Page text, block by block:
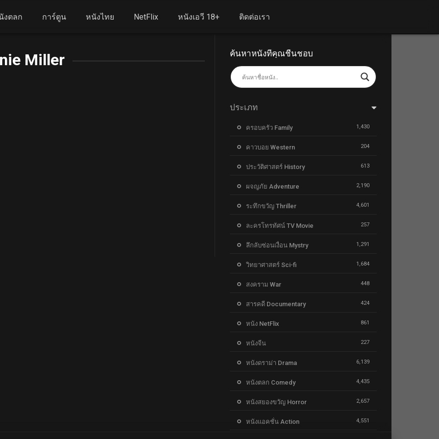
งตลก การ์ตูน หนังไทย NetFlix หนังเอวี 18+ ติดต่อเรา
Miller ค้นหาหนังที่คุณชื่นชอบ
ประเภท
ครอบครัว Family 1,430
คาวบอย Western 204
ประวัติศาสตร์ History 613
ผจญภัย Adventure 2,190
ระทึกขวัญ Thriller 4,601
ละครโทรทัศน์ TV Movie 257
ลึกลับซ่อนเงื่อน Mystry 1,291
วิทยาศาสตร์ Sci-fi 1,684
สงคราม War 448
สารคดี Documentary 424
หนัง NetFlix 861
หนังจีน 227
หนังดราม่า Drama 6,139
หนังตลก Comedy 4,435
หนังสยองขวัญ Horror 2,657
หนังแอคชั่น Action 4,551